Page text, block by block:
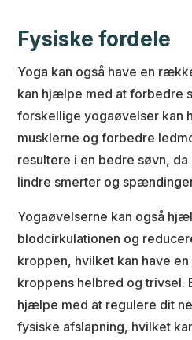
Fysiske fordele
Yoga kan også have en
kan hjælpe med at forbedre
forskellige yogaøvelser kan
musklerne og forbedre
resultere i en bedre søvn,
lindre smerter og
Yogaøvelserne kan også
blodcirkulationen og
kroppen, hvilket kan have
kroppens helbred og trivsel.
hjælpe med at regulere dit
fysiske afslapning, hvilket